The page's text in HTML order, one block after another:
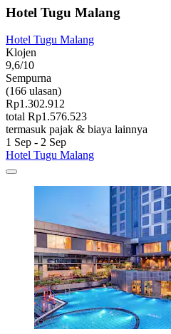
Hotel Tugu Malang
Hotel Tugu Malang
Klojen
9,6/10
Sempurna
(166 ulasan)
Rp1.302.912
total Rp1.576.523
termasuk pajak & biaya lainnya
1 Sep - 2 Sep
Hotel Tugu Malang